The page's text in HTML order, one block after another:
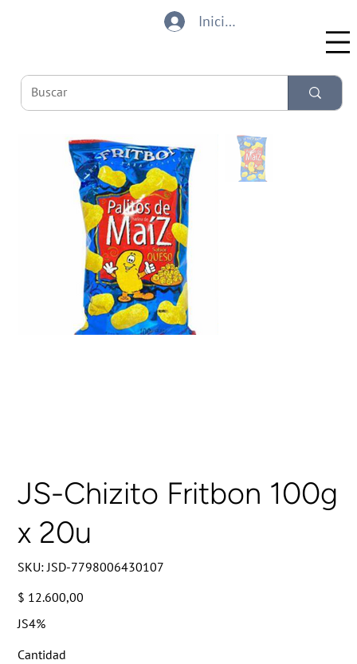
Iniciar sesión
JS-Chizito Fritbon 100g
x 20u
SKU: SKU
JSD-
JSD-7798006430107
Precio
$ 12.600,00
JS4%
Cantidad